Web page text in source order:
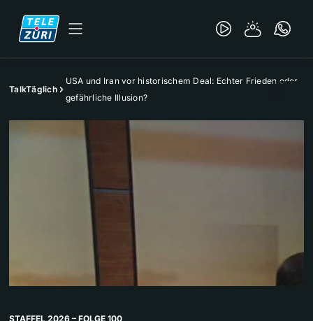
TalkTäglich
USA und Iran vor historischem Deal: Echter Frieden oder
gefährliche Illusion?
STAFFEL 2026 – FOLGE 100